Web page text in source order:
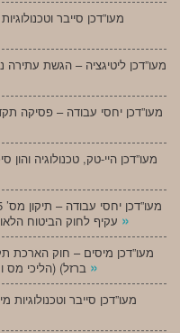
מעו”דכן סייבר
מעו”דכן ליטיגציה – הגשת
מעו”דכן יחסי עבודה – פסיקה
מעו”דכן היי-טק, טכנולוגיה
»
מעו”דכן מיסים – חוק הארכת
»
מעו”דכן סייבר